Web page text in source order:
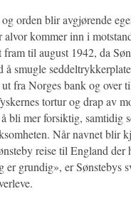
orden blir avgjørende
alvor kommer inn i
fram til august 1942, da
å smugle
ut fra Norges bank og over
tortur og drap av
bli mer forsiktig, samtidig
Når navnet blir
reise til England der
er grundig», er Sønstebys